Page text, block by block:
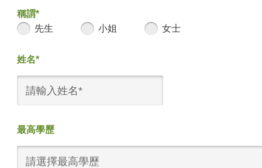
稱謂*
先生
小姐 女士
姓名*
最高學歷
請選擇最高學歷